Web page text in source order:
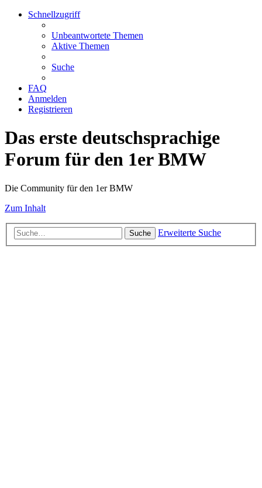
Schnellzugriff
Unbeantwortete Themen
Aktive Themen
Suche
FAQ
Anmelden
Registrieren
Das erste deutschsprachige
Forum für den 1er BMW
Die Community für den 1er BMW
Zum Inhalt
Suche Erweiterte Suche